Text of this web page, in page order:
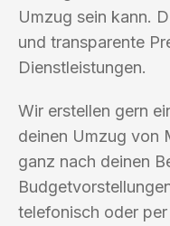
Umzug sein kann.
und transparente
Dienstleistungen.
Wir erstellen gern
deinen Umzug von
ganz nach deinen
telefonisch oder